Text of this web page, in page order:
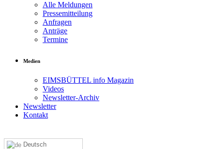
Alle Meldungen
Pressemitteilung
Anfragen
Anträge
Termine
Medien
EIMSBÜTTEL info Magazin
Videos
Newsletter-Archiv
Newsletter
Kontakt
Deutsch